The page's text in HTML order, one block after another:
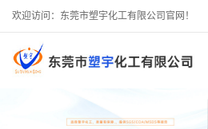
欢迎访问：东莞市塑宇化工有限公司官网！